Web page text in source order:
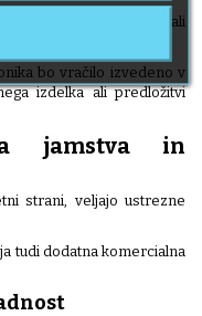
zakon določa drugače ali
dogovorom.
bo vračilo izvedeno v
izdelka ali predložitvi
jamstva in
strani, veljajo ustrezne
tudi dodatna komercialna